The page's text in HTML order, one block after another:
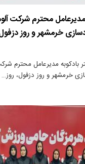
مدیرعامل محترم شرکت
خرمشهر و روز
بادکوبه مدیرعامل محترم
خرمشهر و روز دزفول، روز…